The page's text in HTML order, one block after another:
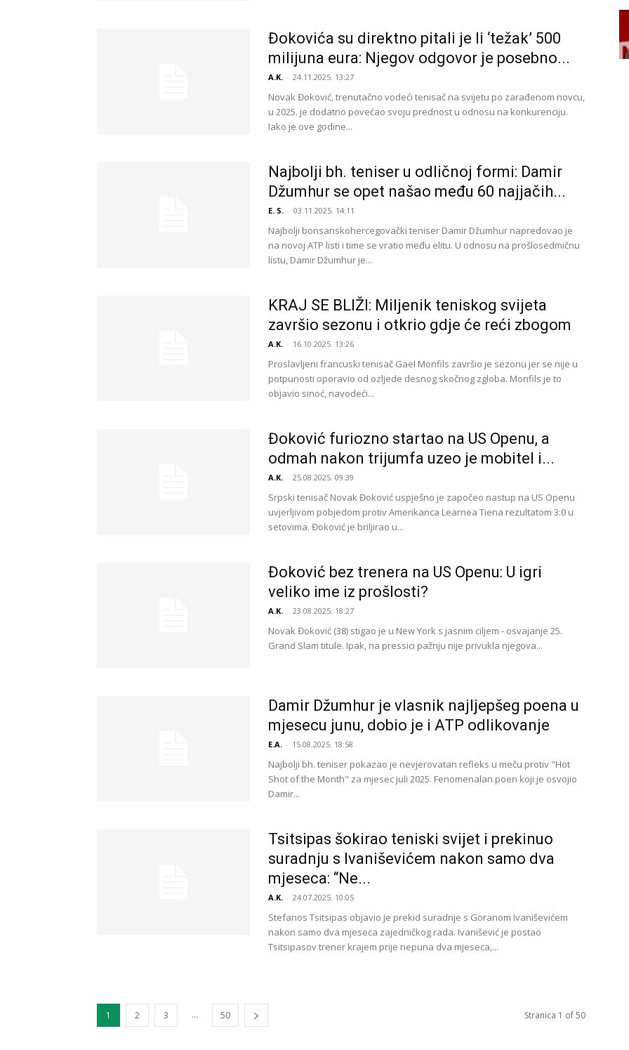
Đokovića su direktno pitali je li ‘težak’ 500
milijuna eura: Njegov odgovor je posebno...
A.K. - 24.11.2025. 13:27
Novak Đoković, trenutačno vodeći tenisač na svijetu po zarađenom novcu,
u 2025. je dodatno povećao svoju prednost u odnosu na konkurenciju.
Iako je ove godine...
Najbolji bh. teniser u odličnoj formi: Damir
Džumhur se opet našao među 60 najjačih...
E. S. - 03.11.2025. 14:11
Najbolji bonsanskohercegovački teniser Damir Džumhur napredovao je
na novoj ATP listi i time se vratio među elitu. U odnosu na prošlosedmičnu
listu, Damir Džumhur je...
KRAJ SE BLIŽI: Miljenik teniskog svijeta
završio sezonu i otkrio gdje će reći zbogom
A.K. - 16.10.2025. 13:26
Proslavljeni francuski tenisač Gaël Monfils završio je sezonu jer se nije u
potpunosti oporavio od ozljede desnog skočnog zgloba. Monfils je to
objavio sinoć, navodeći...
Đoković furiozno startao na US Openu, a
odmah nakon trijumfa uzeo je mobitel i...
A.K. - 25.08.2025. 09:39
Srpski tenisač Novak Đoković uspješno je započeo nastup na US Openu
uvjerljivom pobjedom protiv Amerikanca Learnea Tiena rezultatom 3:0 u
setovima. Đoković je briljirao u...
Đoković bez trenera na US Openu: U igri
veliko ime iz prošlosti?
A.K. - 23.08.2025. 18:27
Novak Đoković (38) stigao je u New York s jasnim ciljem - osvajanje 25.
Grand Slam titule. Ipak, na pressici pažnju nije privukla njegova...
Damir Džumhur je vlasnik najljepšeg poena u
mjesecu junu, dobio je i ATP odlikovanje
E.A. - 15.08.2025. 18:58
Najbolji bh. teniser pokazao je nevjerovatan refleks u meču protiv "Hot
Shot of the Month" za mjesec juli 2025. Fenomenalan poen koji je osvojio
Damir...
Tsitsipas šokirao teniski svijet i prekinuo
suradnju s Ivaniševićem nakon samo dva
mjeseca: “Ne...
A.K. - 24.07.2025. 10:05
Stefanos Tsitsipas objavio je prekid suradnje s Goranom Ivaniševićem
nakon samo dva mjeseca zajedničkog rada. Ivanišević je postao
Tsitsipasov trener krajem prije nepuna dva mjeseca,...
1 2 3 ... 50 Stranica 1 of 50